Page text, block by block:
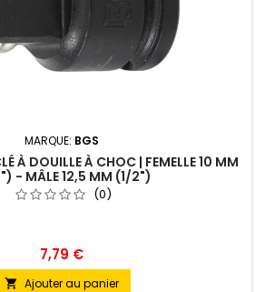
MARQUE: BGS
À DOUILLE À CHOC | FEMELLE 10 MM
- MÂLE 12,5 MM (1/2")
(0)
7,79 €
 Ajouter au panier